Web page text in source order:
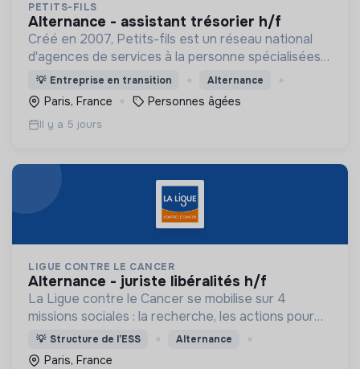
PETITS-FILS
alternance - assistant trésorier h/f
Créé en 2007, Petits-fils est un réseau national
d'agences de services à la personne spécialisées
dans l'aide à domicile pour les personnes âgées.
💡 Entreprise en transition Alternance
Paris, France Personnes âgées
Il y a 5 jours
LIGUE CONTRE LE CANCER
alternance - juriste libéralités h/f
La Ligue contre le Cancer se mobilise sur 4
missions sociales : la recherche, les actions pour
les personnes malades, la prévention & promotion
du dépistage et l'étude & observatoire.
💡 Structure de l’ESS Alternance
Paris, France